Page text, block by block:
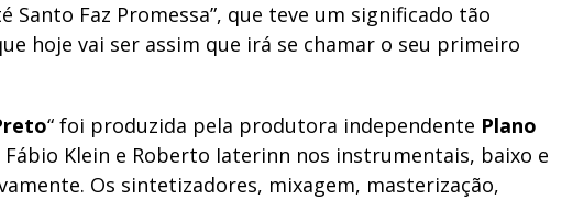
Santo Faz Promessa”, que teve um significado tão
hoje vai ser assim que irá se chamar o seu primeiro
“ foi produzida pela produtora independente Plano
Klein e Roberto Iaterinn nos instrumentais, baixo e
Os sintetizadores, mixagem, masterização,